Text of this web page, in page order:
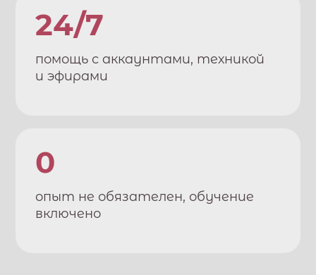
24/7
помощь с аккаунтами, техникой
и эфирами
0
опыт не обязателен, обучение
включено